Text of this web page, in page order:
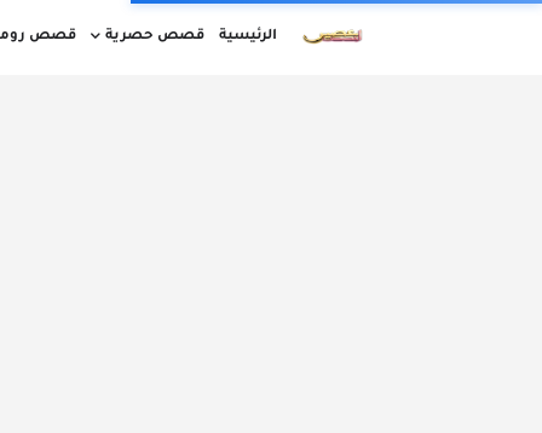
الرئيسية قصص حصرية قصص